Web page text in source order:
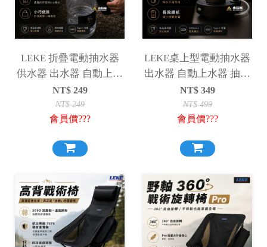
LEKE 折疊電動抽水器
供水器 出水器 自動上水
器 抽水機
NT$ 249
NT$249
會員價???
LEKE桌上型電動抽水器
出水器 自動上水器 抽水
機
NT$ 349
NT$499
會員價???